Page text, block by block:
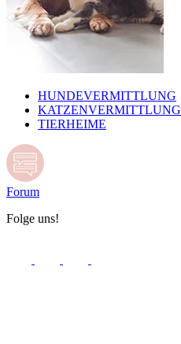
HUNDEVERMITTLUNG
KATZENVERMITTLUNG
TIERHEIME
Forum
Folge uns!